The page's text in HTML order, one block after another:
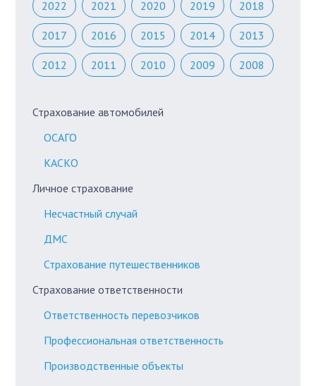
2022 2021 2020 2019 2018
2017 2016 2015 2014 2013
2012 2011 2010 2009 2008
Страхование автомобилей
ОСАГО
КАСКО
Личное страхование
Несчастный случай
ДМС
Страхование путешественников
Страхование ответственности
Ответственность перевозчиков
Профессиональная ответственность
Производственные объекты